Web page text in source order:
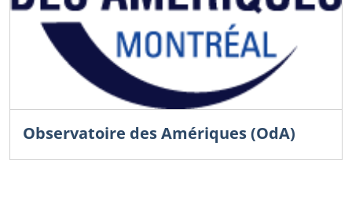
Observatoire des Amériques (OdA)